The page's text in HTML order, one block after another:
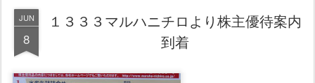
JUN
8
１３３３マルハニチロより株主優待案内
到着